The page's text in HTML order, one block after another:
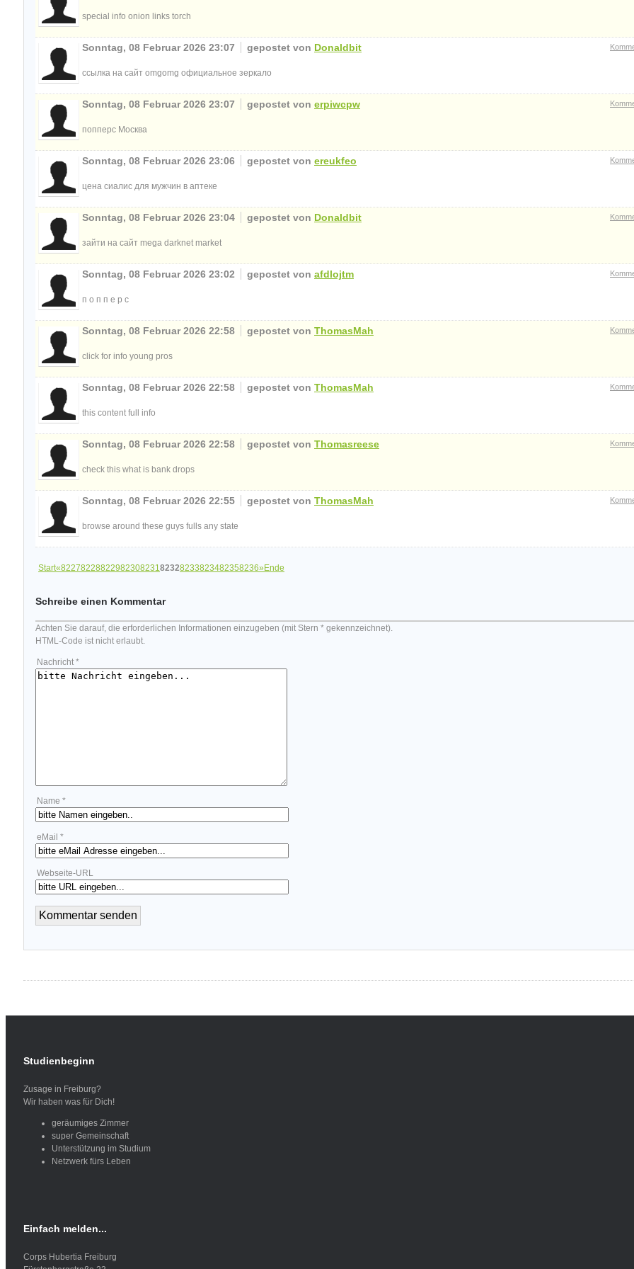
special info onion links torch
Sonntag, 08 Februar 2026 23:07 gepostet von Donaldbit
ссылка на сайт omgomg официальное зеркало
Sonntag, 08 Februar 2026 23:07 gepostet von erpiwcpw
попперс Москва
Sonntag, 08 Februar 2026 23:06 gepostet von ereukfeo
цена сиалис для мужчин в аптеке
Sonntag, 08 Februar 2026 23:04 gepostet von Donaldbit
зайти на сайт mega darknet market
Sonntag, 08 Februar 2026 23:02 gepostet von afdlojtm
п о п п е р с
Sonntag, 08 Februar 2026 22:58 gepostet von ThomasMah
click for info young pros
Sonntag, 08 Februar 2026 22:58 gepostet von ThomasMah
this content full info
Sonntag, 08 Februar 2026 22:58 gepostet von Thomasreese
check this what is bank drops
Sonntag, 08 Februar 2026 22:55 gepostet von ThomasMah
browse around these guys fulls any state
Start«8227822882298230823182328233823482358236»Ende
Schreibe einen Kommentar
Achten Sie darauf, die erforderlichen Informationen einzugeben (mit Stern * gekennzeichnet).
HTML-Code ist nicht erlaubt.
Nachricht *
Name *
eMail *
Webseite-URL
Studienbeginn
Zusage in Freiburg?
Wir haben was für Dich!
geräumiges Zimmer
super Gemeinschaft
Unterstützung im Studium
Netzwerk fürs Leben
Einfach melden...
Corps Hubertia Freiburg